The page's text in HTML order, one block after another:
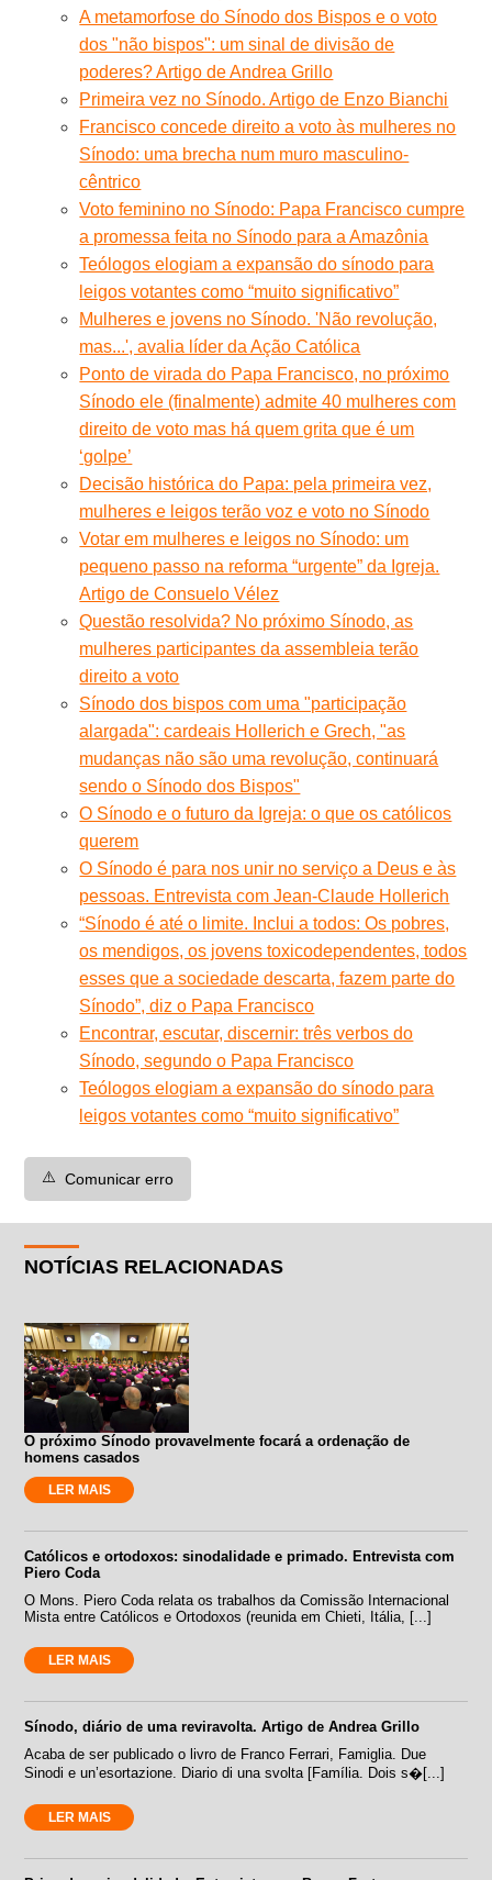
A metamorfose do Sínodo dos Bispos e o voto
dos "não bispos": um sinal de divisão de
poderes? Artigo de Andrea Grillo
Primeira vez no Sínodo. Artigo de Enzo Bianchi
Francisco concede direito a voto às mulheres no
Sínodo: uma brecha num muro masculino-
cêntrico
Voto feminino no Sínodo: Papa Francisco cumpre
a promessa feita no Sínodo para a Amazônia
Teólogos elogiam a expansão do sínodo para
leigos votantes como “muito significativo”
Mulheres e jovens no Sínodo. 'Não revolução,
mas...', avalia líder da Ação Católica
Ponto de virada do Papa Francisco, no próximo
Sínodo ele (finalmente) admite 40 mulheres com
direito de voto mas há quem grita que é um
‘golpe’
Decisão histórica do Papa: pela primeira vez,
mulheres e leigos terão voz e voto no Sínodo
Votar em mulheres e leigos no Sínodo: um
pequeno passo na reforma “urgente” da Igreja.
Artigo de Consuelo Vélez
Questão resolvida? No próximo Sínodo, as
mulheres participantes da assembleia terão
direito a voto
Sínodo dos bispos com uma "participação
alargada": cardeais Hollerich e Grech, "as
mudanças não são uma revolução, continuará
sendo o Sínodo dos Bispos"
O Sínodo e o futuro da Igreja: o que os católicos
querem
O Sínodo é para nos unir no serviço a Deus e às
pessoas. Entrevista com Jean-Claude Hollerich
“Sínodo é até o limite. Inclui a todos: Os pobres,
os mendigos, os jovens toxicodependentes, todos
esses que a sociedade descarta, fazem parte do
Sínodo”, diz o Papa Francisco
Encontrar, escutar, discernir: três verbos do
Sínodo, segundo o Papa Francisco
Teólogos elogiam a expansão do sínodo para
leigos votantes como “muito significativo”
⚠️ Comunicar erro
NOTÍCIAS RELACIONADAS
O próximo Sínodo provavelmente focará a ordenação de
homens casados
LER MAIS
Católicos e ortodoxos: sinodalidade e primado. Entrevista com
Piero Coda
O Mons. Piero Coda relata os trabalhos da Comissão Internacional
Mista entre Católicos e Ortodoxos (reunida em Chieti, Itália, [...]
LER MAIS
Sínodo, diário de uma reviravolta. Artigo de Andrea Grillo
Acaba de ser publicado o livro de Franco Ferrari, Famiglia. Due
Sinodi e un’esortazione. Diario di una svolta [Família. Dois s�[...]
LER MAIS